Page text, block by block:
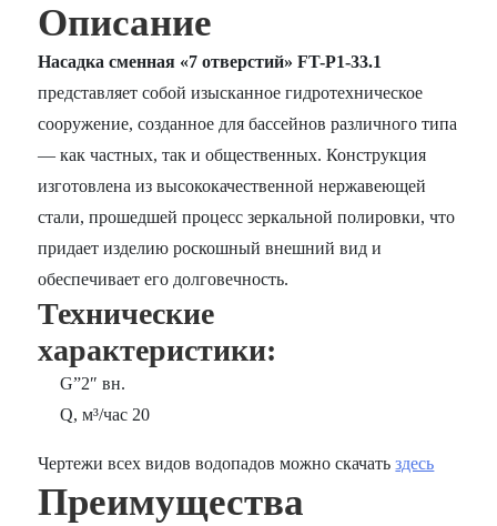
Описание
Насадка сменная «7 отверстий» FT-Р1-33.1
представляет собой изысканное гидротехническое
сооружение, созданное для бассейнов различного типа
— как частных, так и общественных. Конструкция
изготовлена из высококачественной нержавеющей
стали, прошедшей процесс зеркальной полировки, что
придает изделию роскошный внешний вид и
обеспечивает его долговечность.
Технические
характеристики:
G”2″ вн.
Q, м³/час 20
Чертежи всех видов водопадов можно скачатьздесь
Преимущества